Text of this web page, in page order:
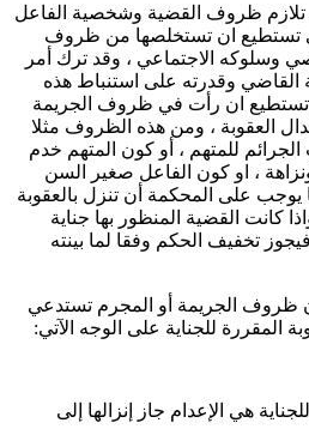
تلازم ظروف القضية وشخصية الفاعل
تستطيع ان تستخلصها من ظروف
وسلوكه الاجتماعي ، وقد ترك أمر
وقدرته على استنباط هذه
تستطيع ان رأت في ظروف الجريمة
العقوبة ، ومن هذه الظروف مثلا
للمتهم ، أو كون المتهم خدم
، او كون الفاعل صغير السن
على المحكمة أن تنزل بالعقوبة
كانت القضية المنظور بها جناية
تخفيف الحكم وفقا لما بينته
ظروف الجریمة أو المجرم تستدعي
المقررة للجنایة على الوجه الآتي:
ھي الإعدام جاز إنزالھا إلى